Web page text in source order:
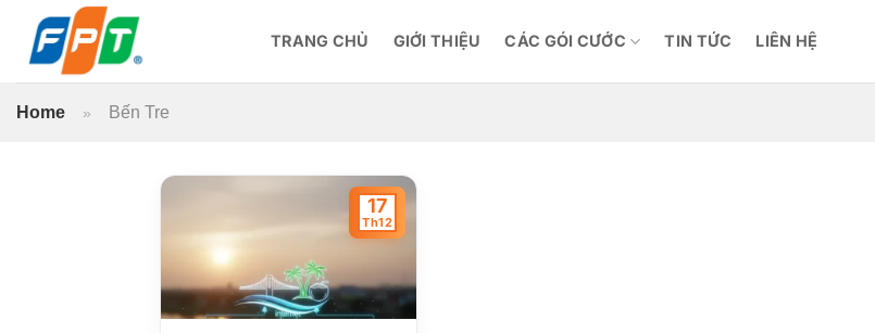
TRANG CHỦ GIỚI THIỆU CÁC GÓI CƯỚC TIN TỨC LIÊN HỆ
Home » Bến Tre
17
Th12